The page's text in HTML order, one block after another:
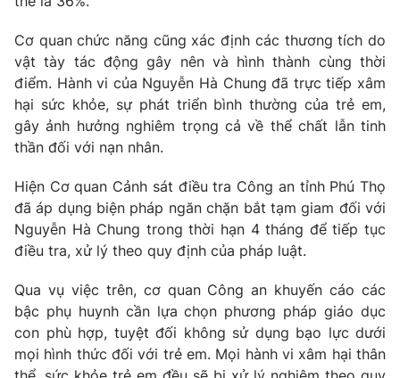
® Cấm sao chép dưới mọi hình thức nếu không có sự chấp
thuận bằng văn bản. Ghi rõ nguồn VTV.vn khi phát hành lại
thông tin từ website này.
Cơ quan chức năng cũng xác định các thương tích do
vật tày tác động gây nên và hình thành cùng thời
điểm. Hành vi của Nguyễn Hà Chung đã trực tiếp xâm
hại sức khỏe, sự phát triển bình thường của trẻ em,
gây ảnh hưởng nghiêm trọng cả về thể chất lẫn tinh
thần đối với nạn nhân.
Hiện Cơ quan Cảnh sát điều tra Công an tỉnh Phú Thọ
đã áp dụng biện pháp ngăn chặn bắt tạm giam đối với
Nguyễn Hà Chung trong thời hạn 4 tháng để tiếp tục
điều tra, xử lý theo quy định của pháp luật.
Qua vụ việc trên, cơ quan Công an khuyến cáo các
bậc phụ huynh cần lựa chọn phương pháp giáo dục
con phù hợp, tuyệt đối không sử dụng bạo lực dưới
mọi hình thức đối với trẻ em. Mọi hành vi xâm hại thân